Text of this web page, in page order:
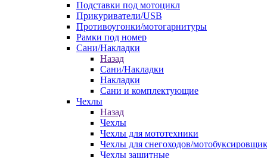
Подставки под мотоцикл
Прикуриватели/USB
Противоугонки/мотогарнитуры
Рамки под номер
Сани/Накладки
Назад
Сани/Накладки
Накладки
Сани и комплектующие
Чехлы
Назад
Чехлы
Чехлы для мототехники
Чехлы для снегоходов/
Чехлы защитные